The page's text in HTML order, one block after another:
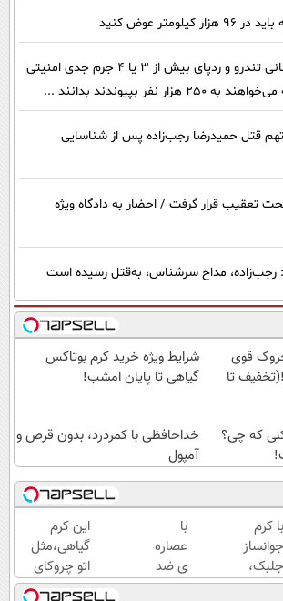
گفته‌های یک روحانی تندرو و ردپای بیش از ۳ یا ۴ جرم جدی امنیتی
نفر بپیوندند بدانند ...
قتل حمیدرضا رجب‌زاده پس از شناسایی
تعقیب قرار گرفت / احضار به دادگاه ویژه
رجب‌زاده، مداح سرشناس، به‌قتل رسیده است
قوی
تا
شرایط ویژه خرید کرم بوتاکس
گیاهی تا پایان امشب!
که چی؟
خداحافظی با کمردرد، بدون قرص و
آمپول
با کرم
جوانساز
جلبک،
پیری رو
با
عصاره
ی ضد
پیری
این کرم
گیاهی،مثل
اتو چروکای
پوستتوصاف